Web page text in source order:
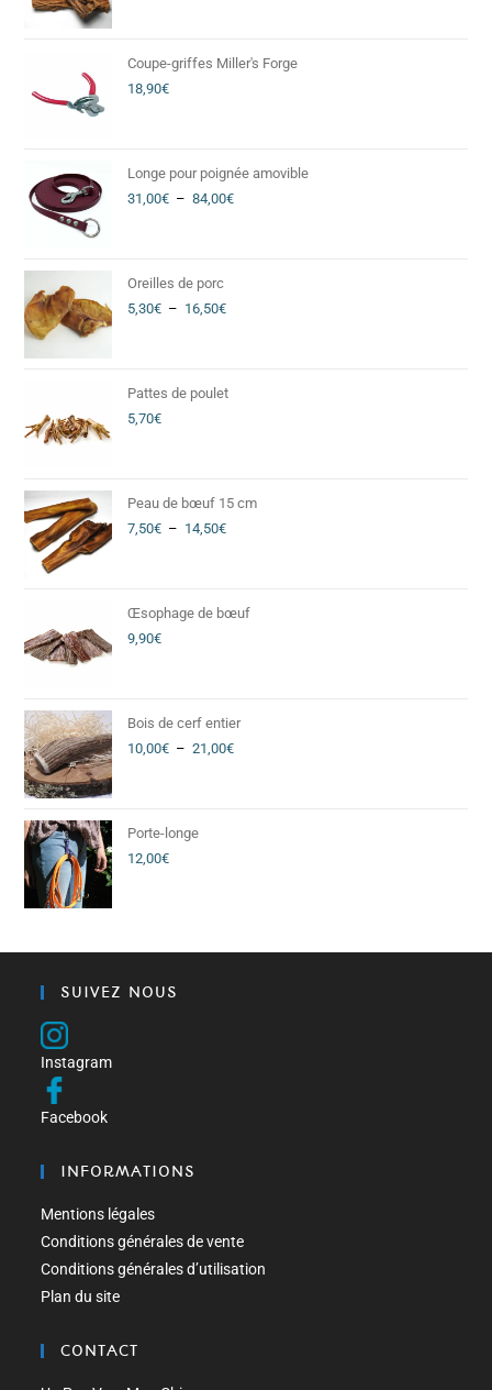
Coupe-griffes Miller's Forge
18,90€
Longe pour poignée amovible
31,00€ – 84,00€
Oreilles de porc
5,30€ – 16,50€
Pattes de poulet
5,70€
Peau de bœuf 15 cm
7,50€ – 14,50€
Œsophage de bœuf
9,90€
Bois de cerf entier
10,00€ – 21,00€
Porte-longe
12,00€
SUIVEZ NOUS
Instagram
Facebook
INFORMATIONS
Mentions légales
Conditions générales de vente
Conditions générales d’utilisation
Plan du site
CONTACT